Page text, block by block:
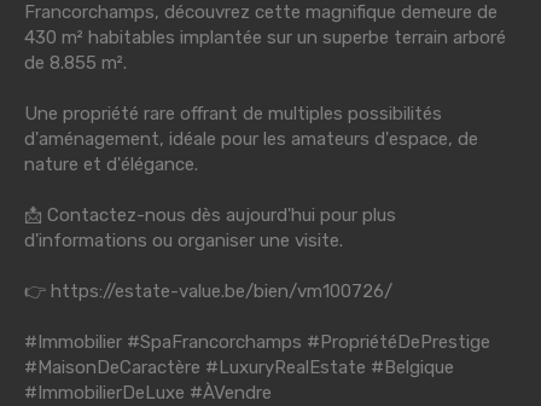
Francorchamps, découvrez cette magnifique demeure de
430 m² habitables implantée sur un superbe terrain arboré
de 8.855 m².
Une propriété rare offrant de multiples possibilités
d'aménagement, idéale pour les amateurs d'espace, de
nature et d'élégance.
📩 Contactez-nous dès aujourd'hui pour plus
d'informations ou organiser une visite.
👉 https://estate-value.be/bien/vm100726/
#Immobilier #SpaFrancorchamps #PropriétéDePrestige
#MaisonDeCaractère #LuxuryRealEstate #Belgique
#ImmobilierDeLuxe #ÀVendre